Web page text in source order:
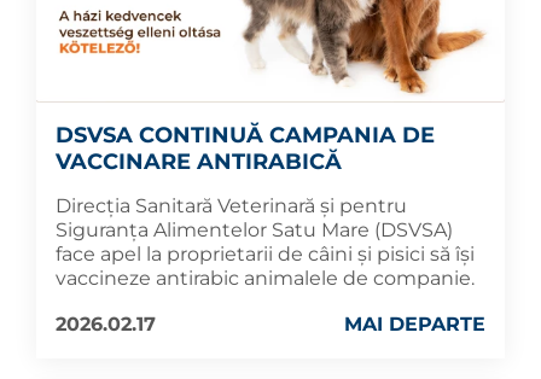
DSVSA CONTINUĂ CAMPANIA DE
VACCINARE ANTIRABICĂ
Direcția Sanitară Veterinară și pentru
Siguranța Alimentelor Satu Mare (DSVSA)
face apel la proprietarii de câini și pisici să își
vaccineze antirabic animalele de companie.
2026.02.17
MAI DEPARTE